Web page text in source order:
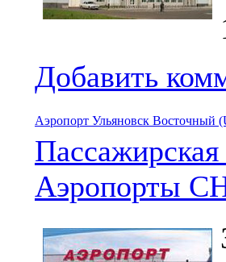
Добавить
Аэропорт Ульяновск Восточный
Аэропорты